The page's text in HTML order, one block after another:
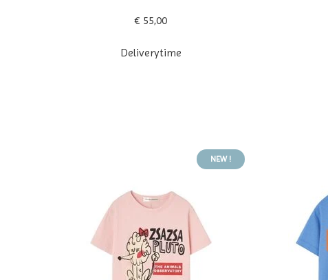
€ 55,00
Deliverytime
NEW !